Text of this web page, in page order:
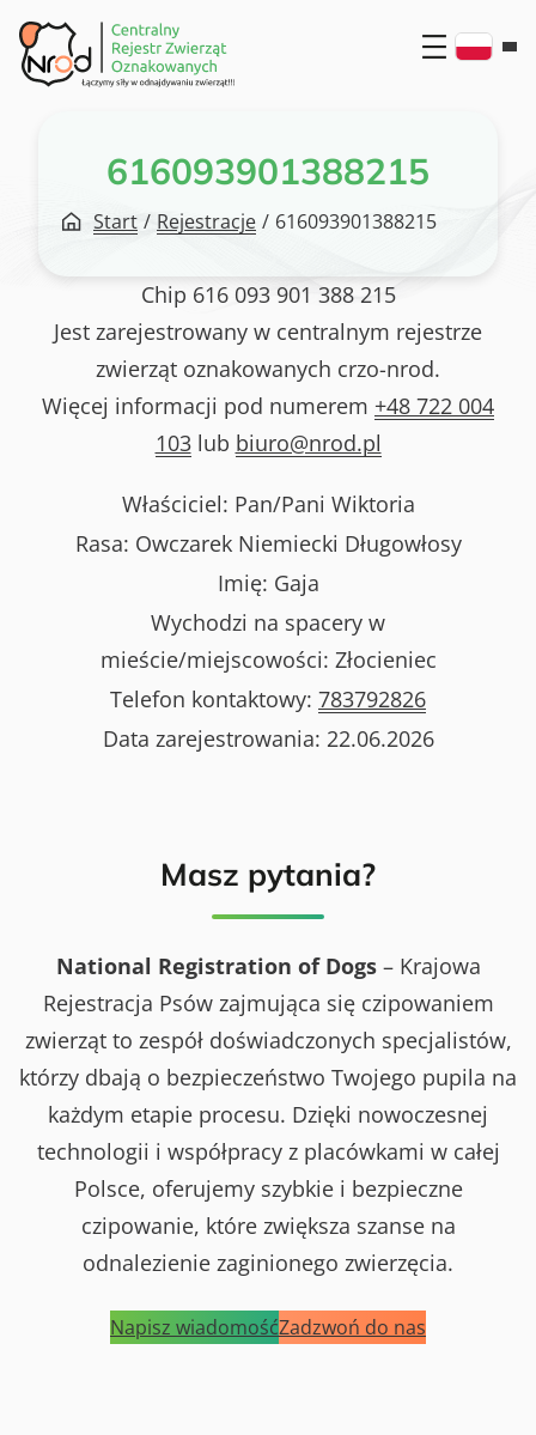
Przejdź
do
treści
616093901388215
Start / Rejestracje / 616093901388215
Chip 616 093 901 388 215
Jest zarejestrowany w centralnym rejestrze
zwierząt oznakowanych crzo-nrod.
Więcej informacji pod numerem +48 722 004
103lub biuro@nrod.pl
Właściciel: Pan/Pani Wiktoria
Rasa: Owczarek Niemiecki Długowłosy
Imię: Gaja
Wychodzi na spacery w
mieście/miejscowości: Złocieniec
Telefon kontaktowy: 783792826
Data zarejestrowania: 22.06.2026
Masz pytania?
National Registration of Dogs– Krajowa
Rejestracja Psów zajmująca się czipowaniem
zwierząt to zespół doświadczonych specjalistów,
którzy dbają o bezpieczeństwo Twojego pupila na
każdym etapie procesu. Dzięki nowoczesnej
technologii i współpracy z placówkami w całej
Polsce, oferujemy szybkie i bezpieczne
czipowanie, które zwiększa szanse na
odnalezienie zaginionego zwierzęcia.
Napisz wiadomośćZadzwoń do nas